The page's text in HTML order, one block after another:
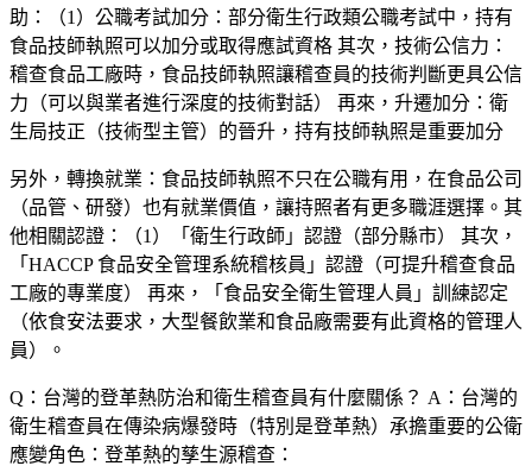
助：（1） 公職考試加分 ：部分衛生行政類公職考試中，持有
食品技師執照可以加分或取得應試資格 其次， 技術公信力 ：
稽查食品工廠時，食品技師執照讓稽查員的技術判斷更具公信
力（可以與業者進行深度的技術對話） 再來， 升遷加分 ：衛
生局技正（技術型主管）的晉升，持有技師執照是重要加分
另外， 轉換就業 ：食品技師執照不只在公職有用，在食品公司
（品管、研發）也有就業價值，讓持照者有更多職涯選擇。其
他相關認證：（1）「衛生行政師」認證（部分縣市） 其次，
「HACCP 食品安全管理系統稽核員」認證（可提升稽查食品
工廠的專業度） 再來，「食品安全衛生管理人員」訓練認定
（依食安法要求，大型餐飲業和食品廠需要有此資格的管理人
員）。
Q：台灣的登革熱防治和衛生稽查員有什麼關係？ A：台灣的
衛生稽查員在傳染病爆發時（特別是登革熱）承擔重要的公衛
應變角色：登革熱的孳生源稽查：